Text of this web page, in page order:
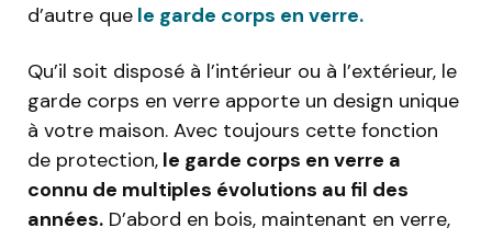
d’autre que le garde corps en verre.
Qu’il soit disposé à l’intérieur ou à l’extérieur, le
garde corps en verre apporte un design unique
à votre maison. Avec toujours cette fonction
de protection, le garde corps en verre a
connu de multiples évolutions au fil des
années. D’abord en bois, maintenant en verre,